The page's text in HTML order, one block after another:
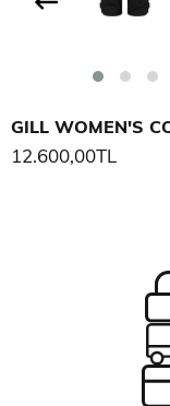
12.600,00TL